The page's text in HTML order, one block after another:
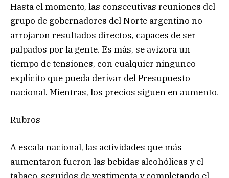
Hasta el momento, las consecutivas reuniones del
grupo de gobernadores del Norte argentino no
arrojaron resultados directos, capaces de ser
palpados por la gente. Es más, se avizora un
tiempo de tensiones, con cualquier ninguneo
explícito que pueda derivar del Presupuesto
nacional. Mientras, los precios siguen en aumento.
Rubros
A escala nacional, las actividades que más
aumentaron fueron las bebidas alcohólicas y el